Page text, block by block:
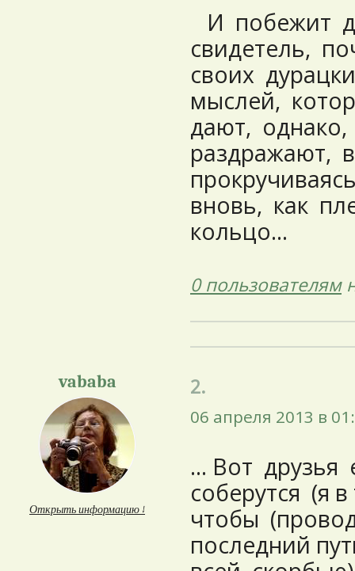
И побежит
свидетель,
своих
мыслей,
дают,
раздражают,
вновь, как
кольцо…
0 пользователям
vababa
Открыть информацию ↓
2.
06 апреля 2013 в
… Вот
соберутся (я
чтобы
последний